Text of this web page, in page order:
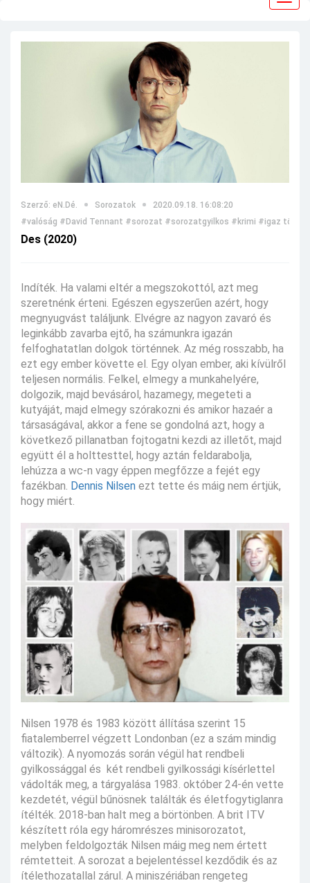
Szerző: eN.Dé. Sorozatok
2020.09.18. 16:08:20
#valóság #David Tennant #sorozat #sorozatgyilkos #krimi #igaz
Des (2020)
Indíték. Ha valami eltér a megszokottól, azt meg
szeretnénk érteni. Egészen egyszerűen azért, hogy
megnyugvást találjunk. Elvégre az nagyon zavaró és
leginkább zavarba ejtő, ha számunkra igazán
felfoghatatlan dolgok történnek. Az még rosszabb, ha
ezt egy ember követte el. Egy olyan ember, aki kívülről
teljesen normális. Felkel, elmegy a munkahelyére,
dolgozik, majd bevásárol, hazamegy, megeteti a
kutyáját, majd elmegy szórakozni és amikor hazaér a
társaságával, akkor a fene se gondolná azt, hogy a
következő pillanatban fojtogatni kezdi az illetőt, majd
együtt él a holttesttel, hogy aztán feldarabolja,
lehúzza a wc-n vagy éppen megfőzze a fejét egy
fazékban. Dennis Nilsen ezt tette és máig nem értjük,
hogy miért.
Nilsen 1978 és 1983 között állítása szerint 15
fiatalemberrel végzett Londonban (ez a szám mindig
változik). A nyomozás során végül hat rendbeli
gyilkossággal és két rendbeli gyilkossági kísérlettel
vádolták meg, a tárgyalása 1983. október 24-én vette
kezdetét, végül bűnösnek találták és életfogytiglanra
ítélték. 2018-ban halt meg a börtönben. A brit ITV
készített róla egy háromrészes minisorozatot,
melyben feldolgozták Nilsen máig meg nem értett
rémtetteit. A sorozat a bejelentéssel kezdődik és az
ítélethozatallal zárul. A miniszériában rengeteg